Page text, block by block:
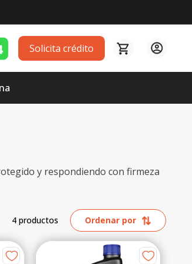
Solicita crédito
y respondiendo con firmeza
4 productos Ordenar por